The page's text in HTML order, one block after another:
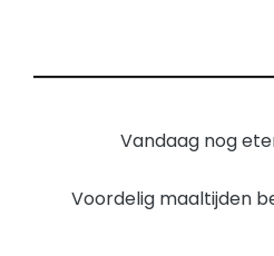
Vandaag nog
Voordelig maaltijden